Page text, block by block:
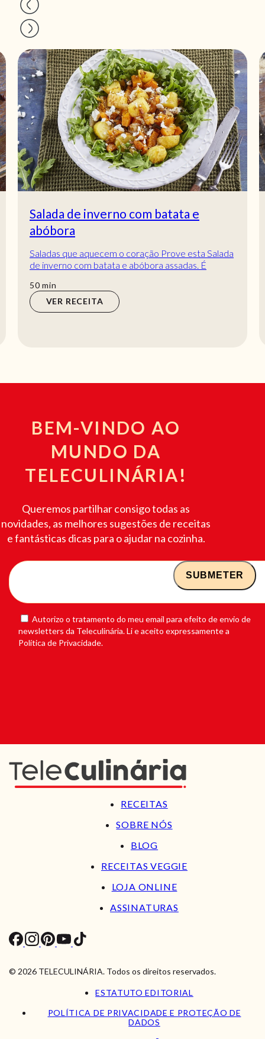
Salada de inverno com batata e
abóbora
Saladas que aquecem o coração Prove esta Salada
de inverno com batata e abóbora assadas. É
rece...
50min
min
VER RECEITA
BEM-VINDO AO
MUNDO DA
TELECULINÁRIA!
Queremos partilhar consigo todas as
novidades, as melhores sugestões de receitas
e fantásticas dicas para o ajudar na cozinha.
Autorizo o tratamento do meu email para efeito de envio de
newsletters da Teleculinária. Li e aceito expressamente a
Política de Privacidade.
RECEITAS
SOBRE NÓS
BLOG
RECEITAS VEGGIE
LOJA ONLINE
ASSINATURAS
© 2026 TELECULINÁRIA. Todos os direitos reservados.
ESTATUTO EDITORIAL
POLÍTICA DE PRIVACIDADE E PROTEÇÃO DE
DADOS